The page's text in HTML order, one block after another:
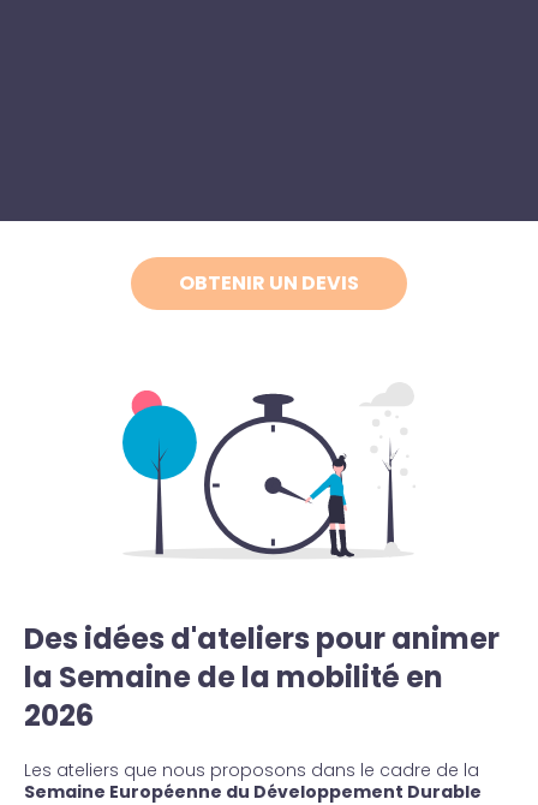
OBTENIR UN DEVIS
Des idées d'ateliers pour animer
la Semaine de la mobilité en
2026
Les ateliers que nous proposons dans le cadre de la
Semaine Européenne du Développement Durable